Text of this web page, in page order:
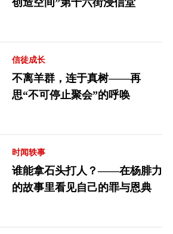
创造空间”第十六街浸信堂
信徒成长
不离羊群，连于真树——再
思“不可停止聚会”的呼唤
时闻轶事
谁能拿石头打人？——在杨腓力
的故事里看见自己的罪与恩典